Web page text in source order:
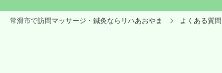
常滑市で訪問マッサージ・鍼灸ならリハあおやま よくある質問